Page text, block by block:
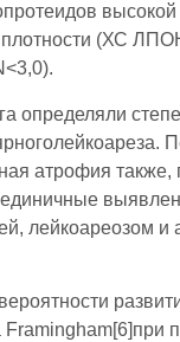
(ХС
определяли
атрофия также,
лейкоареозом